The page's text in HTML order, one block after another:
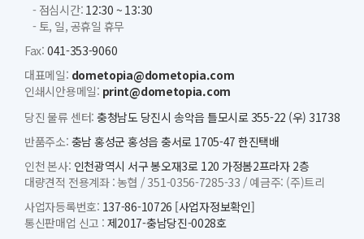
- 점심시간: 12:30 ~ 13:30
- 토, 일, 공휴일 휴무
Fax: 041-353-9060
대표메일: dometopia@dometopia.com
인쇄시안용메일: print@dometopia.com
당진 물류 센터: 충청남도 당진시 송악읍 틀모시로 355-22 (우) 31738
반품주소: 충남 홍성군 홍성읍 충서로 1705-47 한진택배
인천 본사: 인천광역시 서구 봉오재3로 120 가정봄2프라자 2층
대량견적 전용계좌 :농협 / 351-0356-7285-33 / 예금주: (주)트리
사업자등록번호: 137-86-10726 [사업자정보확인]
통신판매업 신고 : 제2017-충남당진-0028호